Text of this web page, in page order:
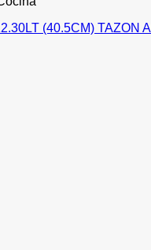
(40.5CM) TAZON